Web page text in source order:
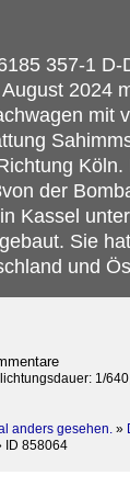
357-1 D-
2024
mit
Köln.
der
Kassel
Sie
und
1/
anders gesehen. »
ID 858064